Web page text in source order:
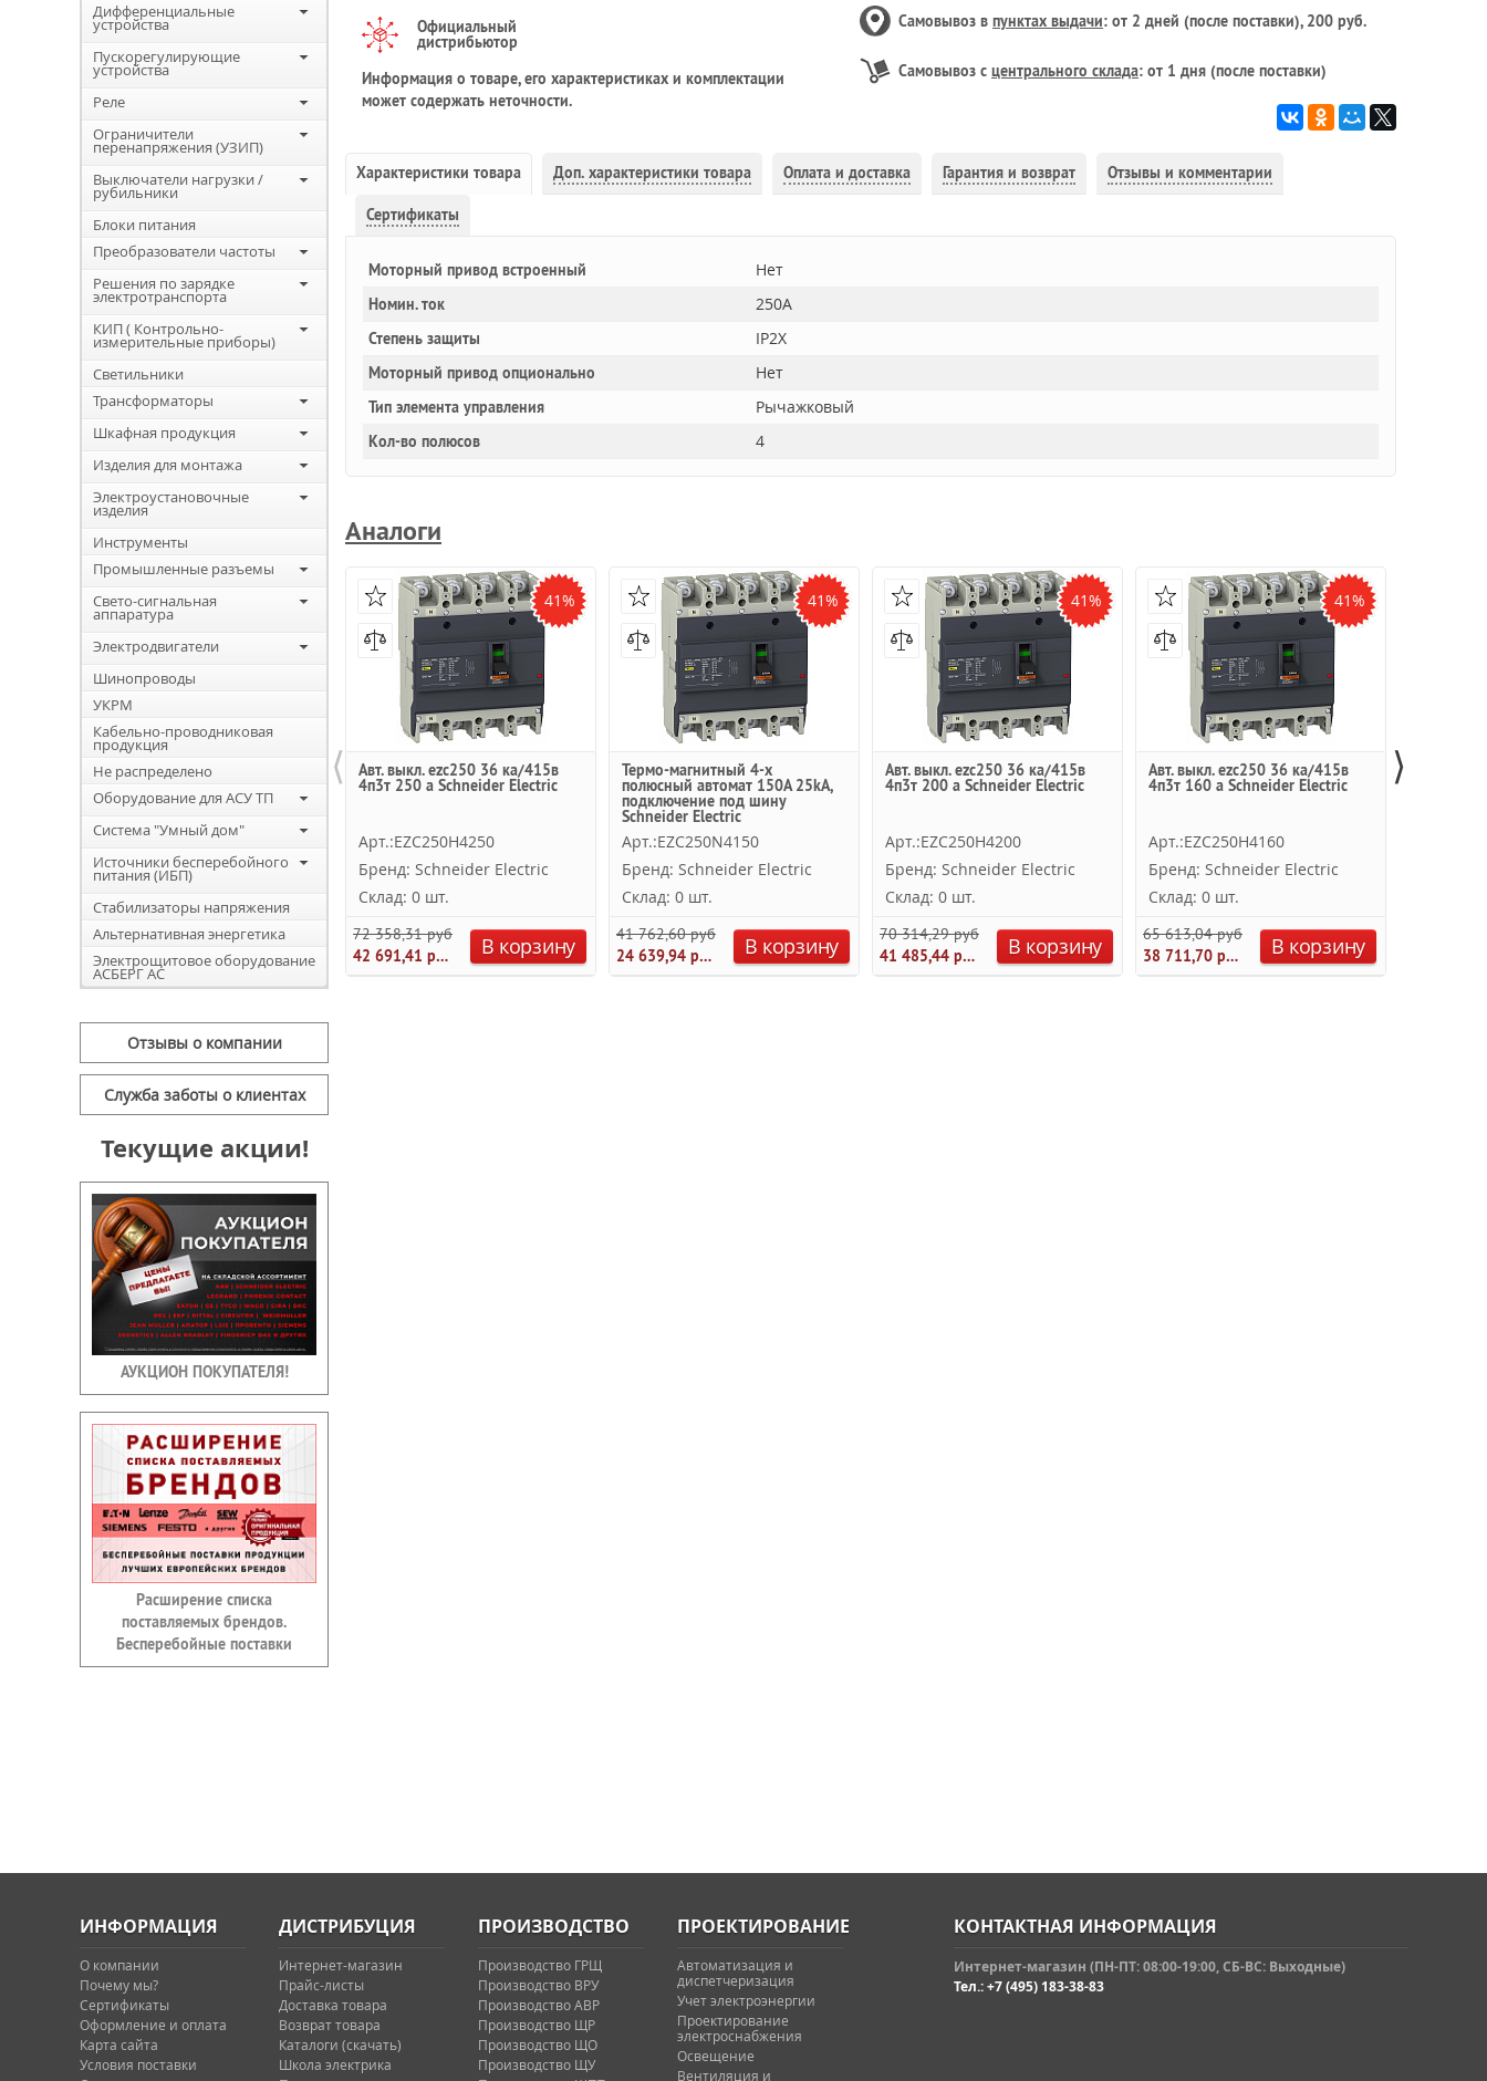
Дифференциальные
устройства
Пускорегулирующие
устройства
Реле
Ограничители
перенапряжения (УЗИП)
Выключатели нагрузки /
рубильники
Блоки питания
Преобразователи частоты
Решения по зарядке
электротранспорта
КИП ( Контрольно-
измерительные приборы)
Светильники
Трансформаторы
Шкафная продукция
Изделия для монтажа
Электроустановочные
изделия
Инструменты
Промышленные разъемы
Свето-сигнальная
аппаратура
Электродвигатели
Шинопроводы
УКРМ
Кабельно-проводниковая
продукция
Не распределено
Оборудование для АСУ ТП
Система "Умный дом"
Источники бесперебойного
питания (ИБП)
Стабилизаторы напряжения
Альтернативная энергетика
Электрощитовое оборудование
АСБЕРГ АС
Отзывы о компании
Служба заботы о клиентах
Текущие акции!
АУКЦИОН ПОКУПАТЕЛЯ!
Расширение списка
поставляемых брендов.
Бесперебойные поставки
Официальный
дистрибьютор
Информация о товаре, его характеристиках и комплектации
может содержать неточности.
Самовывоз в пунктах выдачи: от 2 дней (после поставки), 200 руб.
Самовывоз с центрального склада: от 1 дня (после поставки)
Характеристики товара Доп. характеристики товара Оплата и доставка Гарантия и возврат Отзывы и комментарии
Сертификаты
Моторный привод встроенный Нет
Номин. ток 250A
Степень защиты IP2X
Моторный привод опционально Нет
Тип элемента управления Рычажковый
Кол-во полюсов 4
Аналоги
41%
Авт. выкл. ezc250 36 ка/415в
4п3т 250 a Schneider Electric
Арт.:EZC250H4250
Бренд: Schneider Electric
Склад: 0 шт.
72 358,31 руб.
42 691,41 руб.
В корзину
41%
Термо-магнитный 4-х
полюсный автомат 150А 25kA,
подключение под шину
Schneider Electric
Арт.:EZC250N4150
Бренд: Schneider Electric
Склад: 0 шт.
41 762,60 руб.
24 639,94 руб.
В корзину
41%
Авт. выкл. ezc250 36 ка/415в
4п3т 200 a Schneider Electric
Арт.:EZC250H4200
Бренд: Schneider Electric
Склад: 0 шт.
70 314,29 руб.
41 485,44 руб.
В корзину
41%
Авт. выкл. ezc250 36 ка/415в
4п3т 160 a Schneider Electric
Арт.:EZC250H4160
Бренд: Schneider Electric
Склад: 0 шт.
65 613,04 руб.
38 711,70 руб.
В корзину
⟨ ⟩
ИНФОРМАЦИЯ
О компании
Почему мы?
Сертификаты
Оформление и оплата
Карта сайта
Условия поставки
ДИСТРИБУЦИЯ
Интернет-магазин
Прайс-листы
Доставка товара
Возврат товара
Каталоги (скачать)
Школа электрика
ПРОИЗВОДСТВО
Производство ГРЩ
Производство ВРУ
Производство АВР
Производство ЩР
Производство ЩО
Производство ЩУ
ПРОЕКТИРОВАНИЕ
Автоматизация и
диспетчеризация
Учет электроэнергии
Проектирование
электроснабжения
Освещение
Вентиляция и
КОНТАКТНАЯ ИНФОРМАЦИЯ
Интернет-магазин (ПН-ПТ: 08:00-19:00, СБ-ВС: Выходные)
Тел.: +7 (495) 183-38-83